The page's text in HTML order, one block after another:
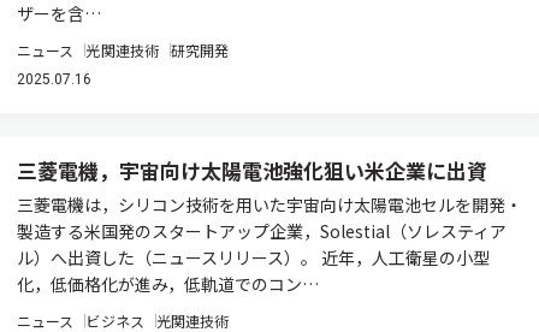
ザーを含…
ニュース 光関連技術 研究開発
2025.07.16
三菱電機，宇宙向け太陽電池強化狙い米企業に出資
三菱電機は，シリコン技術を用いた宇宙向け太陽電池セルを開発・
製造する米国発のスタートアップ企業，Solestial（ソレスティア
ル）へ出資した（ニュースリリース）。 近年，人工衛星の小型
化，低価格化が進み，低軌道でのコン…
ニュース ビジネス 光関連技術